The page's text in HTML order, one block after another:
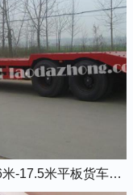
余姚7.6米-17.5米平板货车出租